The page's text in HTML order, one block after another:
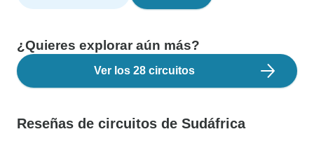
¿Quieres explorar aún más?
Ver los 28 circuitos
Reseñas de circuitos de Sudáfrica